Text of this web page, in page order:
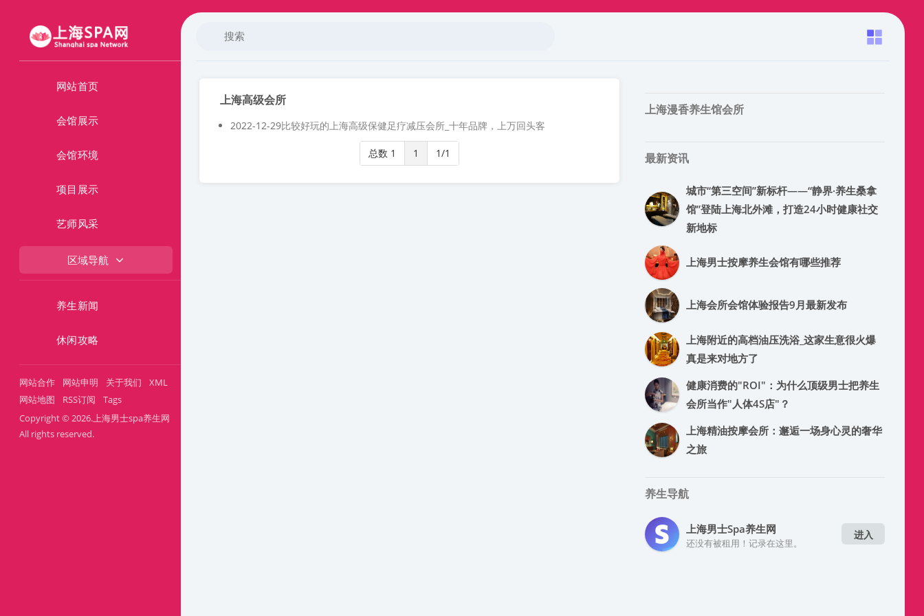
网站首页
会馆展示
会馆环境
项目展示
艺师风采
区域导航
养生新闻
休闲攻略
网站合作 网站申明 关于我们
XML
网站地图
RSS订阅
Tags
Copyright © 2026.上海男士spa养生网
All rights reserved.
上海高级会所
2022-12-29比较好玩的上海高级保健足疗减压会所_十年品牌，上万回头客
总数 1 1 1/1
上海漫香养生馆会所
最新资讯
城市“第三空间”新标杆——“静界·养生桑拿
馆”登陆上海北外滩，打造24小时健康社交
新地标
上海男士按摩养生会馆有哪些推荐
上海会所会馆体验报告9月最新发布
上海附近的高档油压洗浴_这家生意很火爆
真是来对地方了
健康消费的"ROI"：为什么顶级男士把养生
会所当作"人体4S店"？
上海精油按摩会所：邂逅一场身心灵的奢华
之旅
养生导航
上海男士spa养生网
还没有被租用！记录在这里。
进入